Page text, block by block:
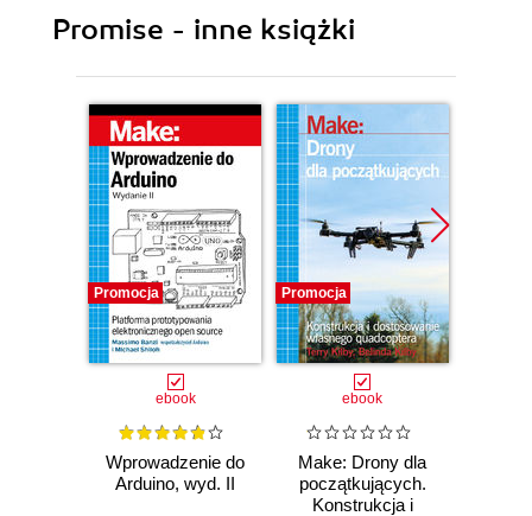
Promise - inne książki
Promocja
ebook
Wprowadzenie do
Arduino, wyd. II
Promocja
ebook
Make: Drony dla
początkujących.
Konstrukcja i